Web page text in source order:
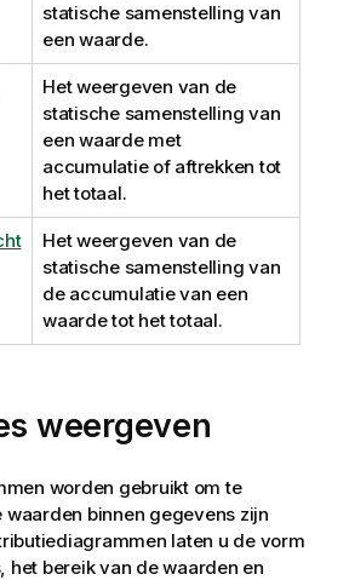
statische samenstelling van
een waarde.
Het weergeven van de
statische samenstelling van
een waarde met
accumulatie of aftrekken tot
het totaal.
Het weergeven van de
statische samenstelling van
de accumulatie van een
waarde tot het totaal.
weergeven
worden gebruikt om te
waarden binnen gegevens zijn
laten u de vorm
het bereik van de waarden en